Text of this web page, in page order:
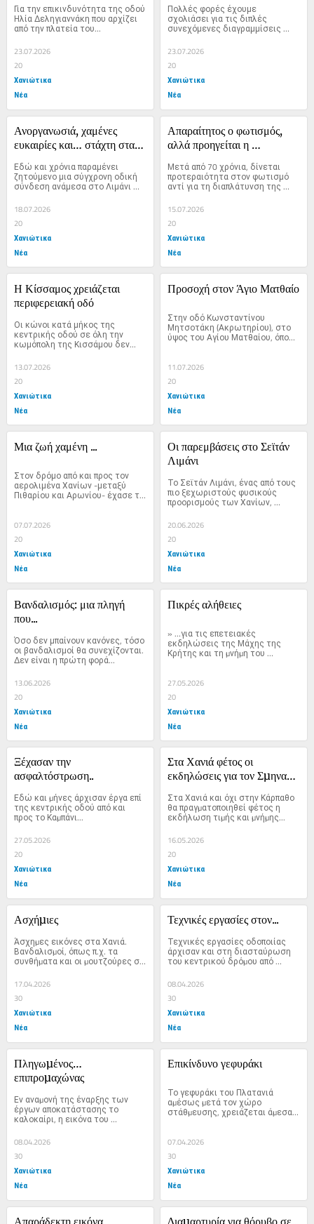
Για την επικινδυνότητα της οδού
Ηλία Δεληγιαννάκη που αρχίζει
από την πλατεία του...
23.07.2026
20
Χανιώτικα
Νέα
Πολλές φορές έχουμε
σχολιάσει για τις διπλές
συνεχόμενες διαγραμμίσεις
εντός κατοικημένων περιοχών
και τους...
23.07.2026
20
Χανιώτικα
Νέα
Ανοργανωσιά, χαμένες
ευκαιρίες και… στάχτη στα
Εδώ και χρόνια παραμένει
ζητούμενο μια σύγχρονη οδική
σύνδεση ανάμεσα στο Λιμάνι
της Σούδας,...
18.07.2026
20
Χανιώτικα
Νέα
Απαραίτητος ο φωτισμός,
αλλά προηγείται η
Μετά από 70 χρόνια, δίνεται
προτεραιότητα στον φωτισμό
αντί για τη διαπλάτυνση της
οδού,...
15.07.2026
20
Χανιώτικα
Νέα
Η Κίσσαμος χρειάζεται
περιφερειακή οδό
Οι κώνοι κατά μήκος της
κεντρικής οδού σε όλη την
κωμόπολη της Κισσάμου δεν...
13.07.2026
20
Χανιώτικα
Νέα
Προσοχή στον Άγιο Ματθαίο
Στην οδό Κωνσταντίνου
Μητσοτάκη (Ακρωτηρίου), στο
ύψος του Αγίου Ματθαίου, όπου
εκτελούνται εργασίες στον...
11.07.2026
20
Χανιώτικα
Νέα
Μια ζωή χαμένη ...
Στον δρόμο από και προς τον
αερολιμένα Χανίων -μεταξύ
Πιθαρίου και Αρωνίου- έχασε τη
ζωή...
07.07.2026
20
Χανιώτικα
Νέα
Οι παρεμβάσεις στο Σεϊτάν
Λιμάνι
Το Σεϊτάν Λιμάνι, ένας από τους
πιο ξεχωριστούς φυσικούς
προορισμούς των Χανίων,
εξακολουθεί να...
20.06.2026
20
Χανιώτικα
Νέα
Βανδαλισμός: μια πληγή
που...
Όσο δεν μπαίνουν κανόνες, τόσο
οι βανδαλισμοί θα συνεχίζονται.
Δεν είναι η πρώτη φορά...
13.06.2026
20
Χανιώτικα
Νέα
Πικρές αλήθειες
» …για τις επετειακές
εκδηλώσεις της Μάχης της
Κρήτης και τη µνήµη του
Σµηναγού (Ι)...
27.05.2026
20
Χανιώτικα
Νέα
Ξέχασαν την
ασφαλτόστρωση..
Εδώ και µήνες άρχισαν έργα επί
της κεντρικής οδού από και
προς το Καµπάνι...
27.05.2026
20
Χανιώτικα
Νέα
Στα Χανιά φέτος οι
εκδηλώσεις για τον Σµηναγό
Στα Χανιά και όχι στην Κάρπαθο
θα πραγµατοποιηθεί φέτος η
εκδήλωση τιµής και µνήµης...
16.05.2026
20
Χανιώτικα
Νέα
Ασχήµιες
Άσχηµες εικόνες στα Χανιά.
Βανδαλισµοί, όπως π.χ. τα
συνθήµατα και οι µουτζούρες σε
τοίχους,...
17.04.2026
30
Χανιώτικα
Νέα
Τεχνικές εργασίες στον...
Τεχνικές εργασίες οδοποιίας
άρχισαν και στη διασταύρωση
του κεντρικού δρόµου από
µεριάς Ναυτικού Νοσοκοµείου...
08.04.2026
30
Χανιώτικα
Νέα
Πληγωµένος…
επιπροµαχώνας
Εν αναµονή της έναρξης των
έργων αποκατάστασης το
καλοκαίρι, η εικόνα του
επιπροµαχώνα του...
08.04.2026
30
Χανιώτικα
Νέα
Επικίνδυνο γεφυράκι
Το γεφυράκι του Πλατανιά
αµέσως µετά τον χώρο
στάθµευσης, χρειάζεται άµεσα
έλεγχο από τις...
07.04.2026
30
Χανιώτικα
Νέα